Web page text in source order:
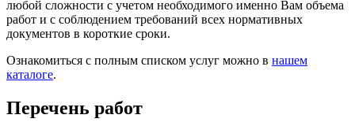
любой сложности с учетом необходимого именно Вам объема
работ и с соблюдением требований всех нормативных
документов в короткие сроки.
Ознакомиться с полным списком услуг можно в нашем
каталоге.
Перечень работ